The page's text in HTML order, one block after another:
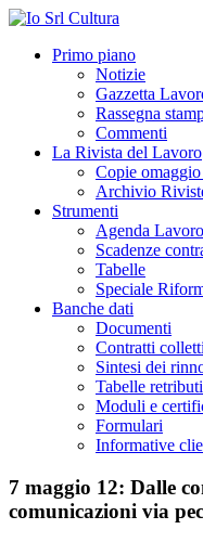
Primo piano
Notizie
Gazzetta
Rassegna
Commenti
La Rivista del Lavoro
Copie
Archivio
Strumenti
Agenda Lavoro
Scadenze
Tabelle
Speciale
Banche dati
Documenti
Contratti
Sintesi dei
Tabelle
Moduli e
Formulari
Informative
7 maggio 12: Dalle
comunicazioni via pec